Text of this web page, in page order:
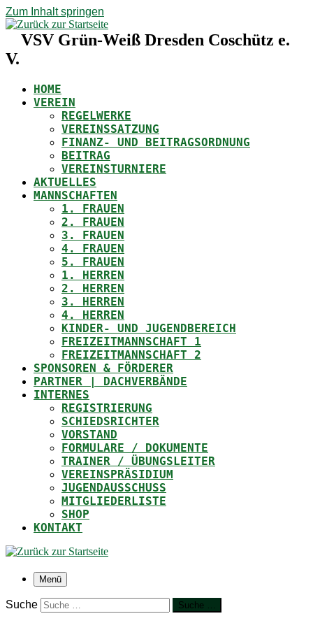
Zum Inhalt springen
VSV Grün-Weiß Dresden Coschütz e.
V.
HOME
VEREIN
REGELWERKE
VEREINSSATZUNG
FINANZ- UND BEITRAGSORDNUNG
BEITRAG
VEREINSTURNIERE
AKTUELLES
MANNSCHAFTEN
1. FRAUEN
2. FRAUEN
3. FRAUEN
4. FRAUEN
5. FRAUEN
1. HERREN
2. HERREN
3. HERREN
4. HERREN
KINDER- UND JUGENDBEREICH
FREIZEITMANNSCHAFT 1
FREIZEITMANNSCHAFT 2
SPONSOREN & FÖRDERER
PARTNER | DACHVERBÄNDE
INTERNES
REGISTRIERUNG
SCHIEDSRICHTER
VORSTAND
FORMULARE / DOKUMENTE
TRAINER / ÜBUNGSLEITER
VEREINSPRÄSIDIUM
JUGENDAUSSCHUSS
MITGLIEDERLISTE
SHOP
KONTAKT
Menü
Suche Suche …